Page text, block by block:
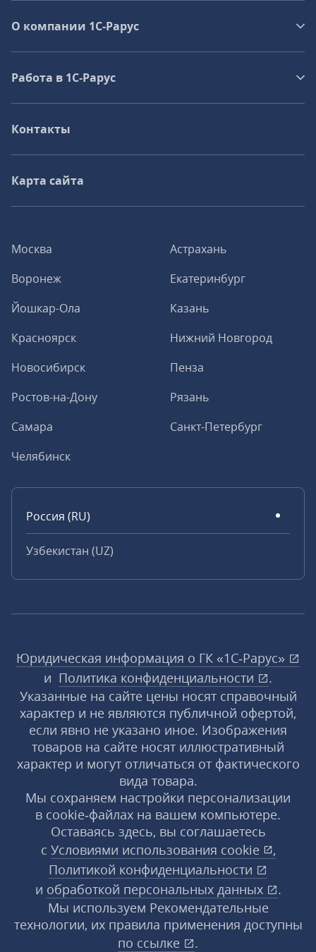
Москва
Астрахань
Воронеж
Екатеринбург
Йошкар-Ола
Казань
Красноярск
Нижний Новгород
Новосибирск
Пенза
Ростов-на-Дону
Рязань
Самара
Санкт-Петербург
Челябинск
Россия (RU)
Узбекистан (UZ)
О компании 1C-Рарус
Работа в 1С‑Рарус
Контакты
Карта сайта
Юридическая информация о ГК «1С‑Рарус»
и Политика конфиденциальности
.
Указанные на сайте цены носят справочный
характер и не являются публичной офертой,
если явно не указано иное. Изображения
товаров на сайте носят иллюстративный
характер и могут отличаться от фактического
вида товара.
Мы сохраняем настройки персонализации
в cookie‑файлах на вашем компьютере.
Оставаясь здесь, вы соглашаетесь
с Условиями использования cookie
,
Политикой конфиденциальности
и обработкой персональных данных
.
Мы используем Рекомендательные
технологии, их правила применения доступны
по ссылке
.